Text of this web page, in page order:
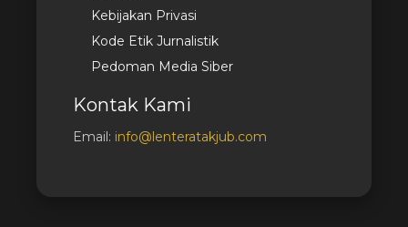
Kebijakan Privasi
Kode Etik Jurnalistik
Pedoman Media Siber
Kontak Kami
Email: info@lenteratakjub.com